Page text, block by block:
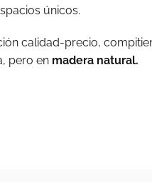
únicos.
calidad-precio,
pero en madera natural.